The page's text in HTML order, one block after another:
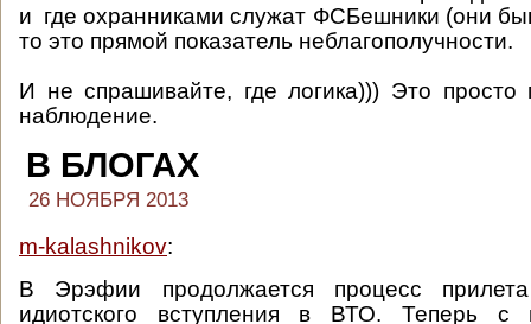
и где охранниками служат ФСБешники (они
то это прямой показатель неблагополучности.
И не спрашивайте, где логика))) Это просто
наблюдение.
В БЛОГАХ
26 НОЯБРЯ 2013
m-kalashnikov:
В Эрэфии продолжается процесс
идиотского вступления в ВТО. Теперь с